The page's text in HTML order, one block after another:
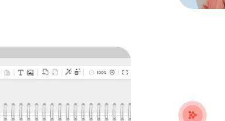
stars_plus